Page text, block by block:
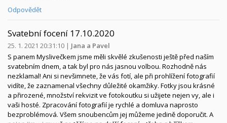
Odpovědět
Svatební focení 17.10.2020
25. 1. 2021 20:31:10 | Jana a Pavel
S panem Myslivečkem jsme měli skvělé zkušenosti ještě před naším
svatebním dnem, a tak byl pro nás jasnou volbou. Rozhodně nás
nezklamal! Ani si nevšimnete, že vás fotí, ale při prohlížení fotografií
vidíte, že zaznamenal všechny důležité okamžiky. Fotky jsou krásné
a přirozené, množství rekvizit ve fotokoutku si užijete nejen vy, ale i
vaši hosté. Zpracování fotografií je rychlé a domluva naprosto
bezproblémová. Všem snoubencům jej můžeme jedině doporučit. A